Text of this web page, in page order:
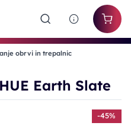
obrvi in trepalnic
Earth Slate
-45%